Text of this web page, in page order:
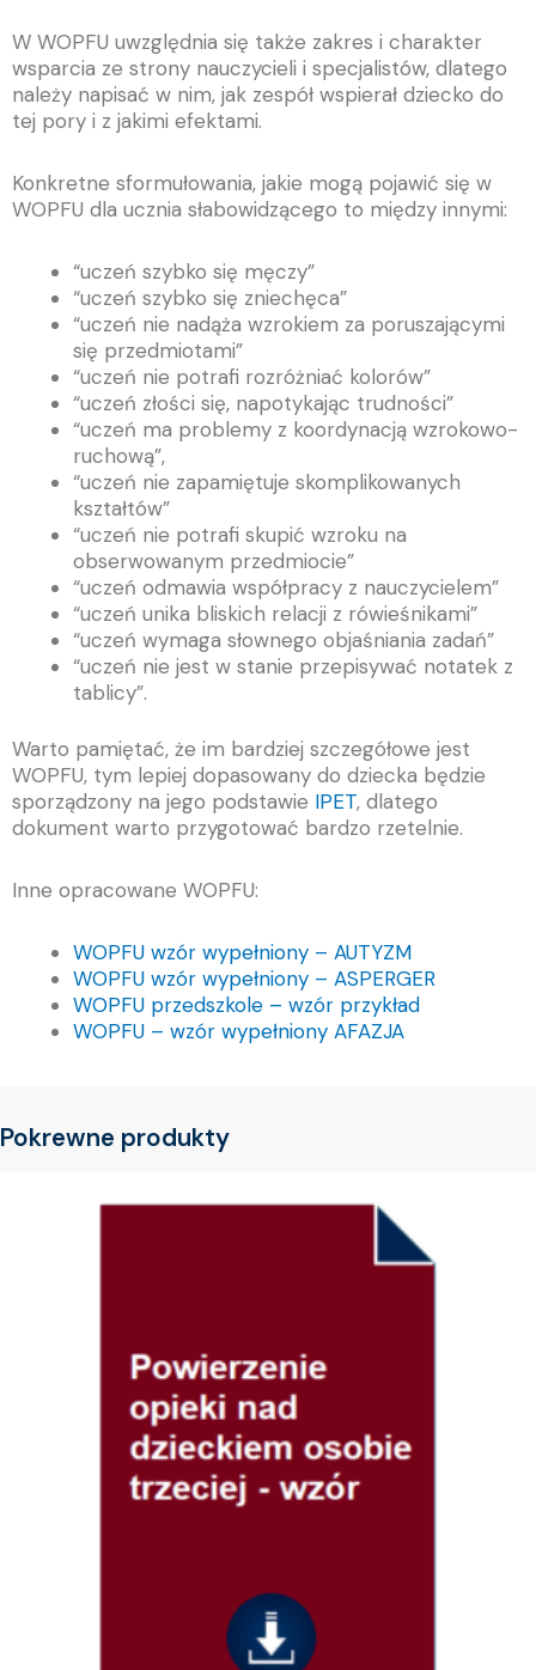
W WOPFU uwzględnia się także zakres i charakter
wsparcia ze strony nauczycieli i specjalistów, dlatego
należy napisać w nim, jak zespół wspierał dziecko do
tej pory i z jakimi efektami.
Konkretne sformułowania, jakie mogą pojawić się w
WOPFU dla ucznia słabowidzącego to między innymi:
“uczeń szybko się męczy”
“uczeń szybko się zniechęca”
“uczeń nie nadąża wzrokiem za poruszającymi
się przedmiotami”
“uczeń nie potrafi rozróżniać kolorów”
“uczeń złości się, napotykając trudności”
“uczeń ma problemy z koordynacją wzrokowo-
ruchową”,
“uczeń nie zapamiętuje skomplikowanych
kształtów”
“uczeń nie potrafi skupić wzroku na
obserwowanym przedmiocie”
“uczeń odmawia współpracy z nauczycielem”
“uczeń unika bliskich relacji z rówieśnikami”
“uczeń wymaga słownego objaśniania zadań”
“uczeń nie jest w stanie przepisywać notatek z
tablicy”.
Warto pamiętać, że im bardziej szczegółowe jest
WOPFU, tym lepiej dopasowany do dziecka będzie
sporządzony na jego podstawie IPET, dlatego
dokument warto przygotować bardzo rzetelnie.
Inne opracowane WOPFU:
WOPFU wzór wypełniony – AUTYZM
WOPFU wzór wypełniony – ASPERGER
WOPFU przedszkole – wzór przykład
WOPFU – wzór wypełniony AFAZJA
Pokrewne produkty